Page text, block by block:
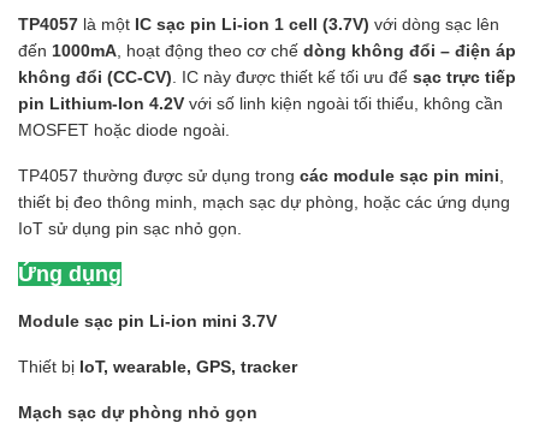
TP4057 là một IC sạc pin Li-ion 1 cell (3.7V) với dòng sạc lên
đến 1000mA , hoạt động theo cơ chế dòng không đổi – điện áp
không đổi (CC-CV) . IC này được thiết kế tối ưu để sạc trực tiếp
pin Lithium-Ion 4.2V với số linh kiện ngoài tối thiểu, không cần
MOSFET hoặc diode ngoài.
TP4057 thường được sử dụng trong các module sạc pin mini
thiết bị đeo thông minh, mạch sạc dự phòng, hoặc các ứng dụng
IoT sử dụng pin sạc nhỏ gọn.
Ứng dụng
Module sạc pin Li-ion mini 3.7V
Thiết bị IoT, wearable, GPS, tracker
Mạch sạc dự phòng nhỏ gọn